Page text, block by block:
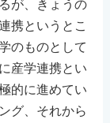
が、きょうの
携というとこ
のものとして
産学連携とい
的に進めてい
グ、それから